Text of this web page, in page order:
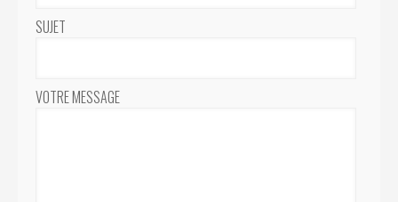
SUJET
VOTRE MESSAGE